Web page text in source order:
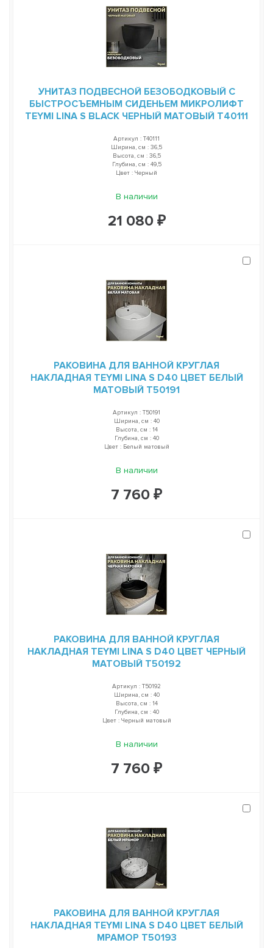
УНИТАЗ ПОДВЕСНОЙ БЕЗОБОДКОВЫЙ С
БЫСТРОСЪЕМНЫМ СИДЕНЬЕМ МИКРОЛИФТ
TEYMI LINA S BLACK ЧЕРНЫЙ МАТОВЫЙ T40111
Артикул : T40111
Ширина, см : 36,5
Высота, см : 36,5
Глубина, см : 49,5
Цвет : Черный
В наличии
21 080 ₽
РАКОВИНА ДЛЯ ВАННОЙ КРУГЛАЯ
НАКЛАДНАЯ TEYMI LINA S D40 ЦВЕТ БЕЛЫЙ
МАТОВЫЙ T50191
Артикул : T50191
Ширина, см : 40
Высота, см : 14
Глубина, см : 40
Цвет : Белый матовый
В наличии
7 760 ₽
РАКОВИНА ДЛЯ ВАННОЙ КРУГЛАЯ
НАКЛАДНАЯ TEYMI LINA S D40 ЦВЕТ ЧЕРНЫЙ
МАТОВЫЙ T50192
Артикул : T50192
Ширина, см : 40
Высота, см : 14
Глубина, см : 40
Цвет : Черный матовый
В наличии
7 760 ₽
РАКОВИНА ДЛЯ ВАННОЙ КРУГЛАЯ
НАКЛАДНАЯ TEYMI LINA S D40 ЦВЕТ БЕЛЫЙ
МРАМОР T50193